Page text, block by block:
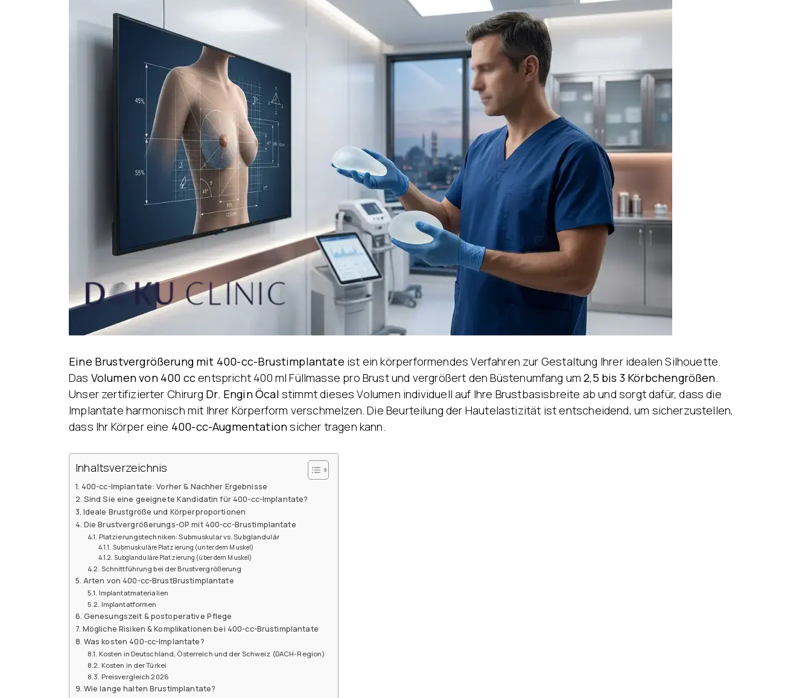
Zahnfüllungen
Gesichtsästhetik
Lifting von Gesicht und
Kosmetische Chirurgie
Kosmetische
Nasenkorrektur
Rhinoplastie
Ethnische Rhinoplastik
Revision Rhinoplastik
Bewerbungen
ausfüllen
Lippenauffüllung
Wangenauffüller
Stirnfüller
Lichtfüller für die
Augenpartie
Kieferfiller
Smart Filler
Anwendungen
Nicht-chirurgisches
Facelifting
BBL Hero Ganzkörper
Faden-Facelift
Akne-Behandlung
Chemisches Peeling
Alloblast
Cosmelan &
Dermamelan
Stammzelltherapie
OxyGeneo Medizinische
Vitamin für die Hände
Regionale
Ausdünnung
Emtone
Emsculpt Neo
CoolSculpting
Lipocel
Behandlung von
Dehnungsstreifen
Lymphdrainage
Behandlung von
Ödemen
Eine Brustvergrößerung mit 400-cc-Brustimplantate ist ein körperformendes Verfahren zur Gestaltung Ihrer idealen Silhouette.
Das Volumen von 400 ccentspricht 400 ml Füllmasse pro Brust und vergrößert den Büstenumfang um2,5 bis 3 Körbchengrößen.
Unser zertifizierter Chirurg Dr. Engin Öcal stimmt dieses Volumen individuell auf Ihre Brustbasisbreite ab und sorgt dafür, dass die
Implantate harmonisch mit Ihrer Körperform verschmelzen. Die Beurteilung der Hautelastizität ist entscheidend, um sicherzustellen,
dass Ihr Körper eine 400-cc-Augmentationsicher tragen kann.
Inhaltsverzeichnis
400-cc-Implantate: Vorher & Nachher Ergebnisse
Sind Sie eine geeignete Kandidatin für 400-cc-Implantate?
Ideale Brustgröße und Körperproportionen
Die Brustvergrößerungs-OP mit 400-cc-Brustimplantate
Platzierungstechniken: Submuskular vs. Subglandulär
Submuskuläre Platzierung (unter dem Muskel)
Subglanduläre Platzierung (über dem Muskel)
Schnittführung bei der Brustvergrößerung
Arten von 400-cc-BrustBrustimplantate
Implantatmaterialien
Implantatformen
Genesungszeit & postoperative Pflege
Mögliche Risiken & Komplikationen bei 400-cc-Brustimplantate
Was kosten 400-cc-Implantate?
Kosten in Deutschland, Österreich und der Schweiz (DACH-Region)
Kosten in der Türkei
Preisvergleich 2026
Wie lange halten Brustimplantate?